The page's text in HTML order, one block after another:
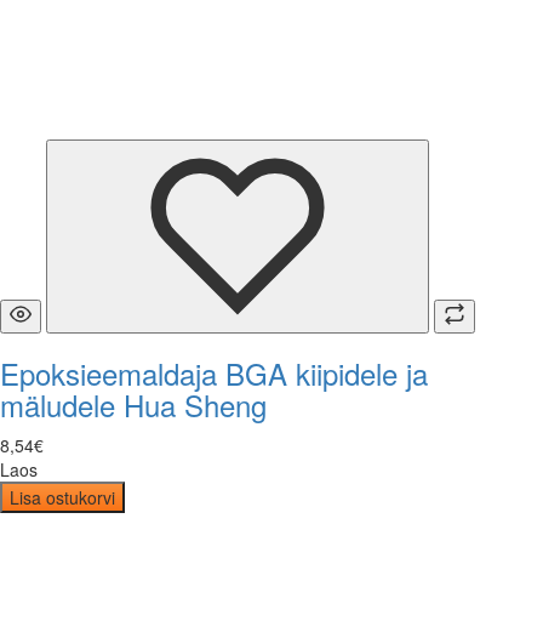
Epoksieemaldaja BGA kiipidele ja
mäludele Hua Sheng
8,54€
Laos
Lisa ostukorvi